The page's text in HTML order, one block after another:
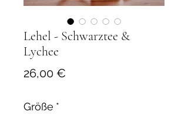
Lehel - Schwarztee &
Lychee
26,00 €
Größe *